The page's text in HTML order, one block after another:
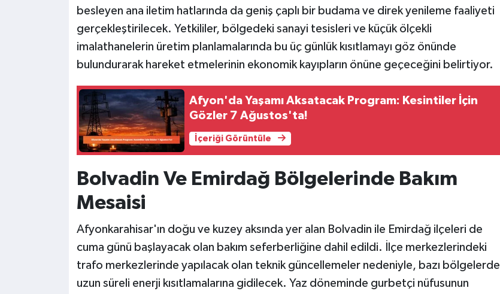
besleyen ana iletim hatlarında da geniş çaplı bir budama ve direk yenileme faaliyeti
gerçekleştirilecek. Yetkililer, bölgedeki sanayi tesisleri ve küçük ölçekli
imalathanelerin üretim planlamalarında bu üç günlük kısıtlamayı göz önünde
bulundurarak hareket etmelerinin ekonomik kayıpların önüne geçeceğini belirtiyor.
Afyon'da Yaşamı Aksatacak Program: Kesintiler İçin
Gözler 7 Ağustos'ta!
İçeriği Görüntüle
Bolvadin Ve Emirdağ Bölgelerinde Bakım
Mesaisi
Afyonkarahisar'ın doğu ve kuzey aksında yer alan Bolvadin ile Emirdağ ilçeleri de
cuma günü başlayacak olan bakım seferberliğine dahil edildi. İlçe merkezlerindeki
trafo merkezlerinde yapılacak olan teknik güncellemeler nedeniyle, bazı bölgelerde
uzun süreli enerji kısıtlamalarına gidilecek. Yaz döneminde gurbetçi nüfusunun